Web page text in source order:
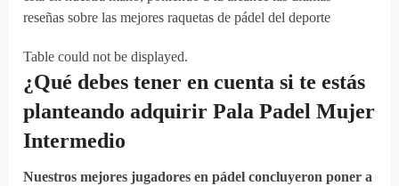
reseñas sobre las mejores raquetas de pádel del deporte
Table could not be displayed.
¿Qué debestener en cuenta site estás
planteando adquirir Pala Padel Mujer
Intermedio
Nuestros mejores jugadores en pádel concluyeron poner a